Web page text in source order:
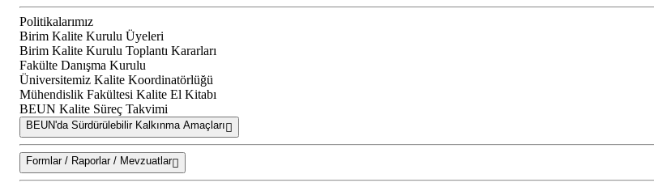
Politikalarımız
Birim Kalite Kurulu Üyeleri
Birim Kalite Kurulu Toplantı Kararları
Fakülte Danışma Kurulu
Üniversitemiz Kalite Koordinatörlüğü
Mühendislik Fakültesi Kalite El Kitabı
BEUN Kalite Süreç Takvimi
BEUN'da Sürdürülebilir Kalkınma Amaçları
Formlar / Raporlar / Mevzuatlar